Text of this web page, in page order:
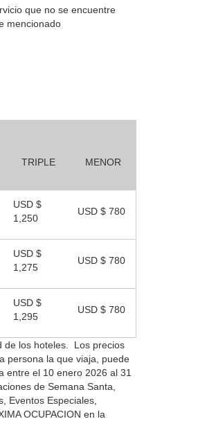
que no se encuentre
mencionado
TRIPLE
MENOR
USD $
1,250
USD $ 780
USD $
1,275
USD $ 780
USD $
1,295
USD $ 780
de los hoteles. Los precios
persona la que viaja, puede
entre el 10 enero 2026 al 31
de Semana Santa,
Eventos Especiales,
OCUPACION en la